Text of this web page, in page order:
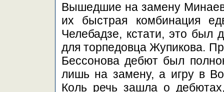
Вышедшие на замену
их быстрая комбинация
Челебадзе, кстати, это был
для торпедовца Жупикова.
Бессонова дебют был
лишь на замену, а игру в
Коль речь зашла о